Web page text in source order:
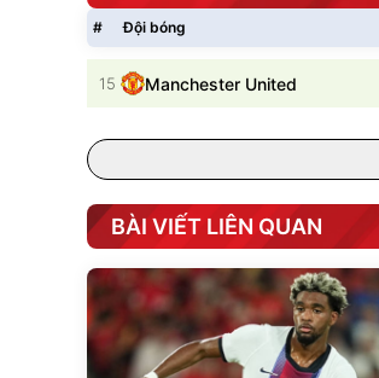
# Đội bóng
15 Manchester United
BÀI VIẾT LIÊN QUAN